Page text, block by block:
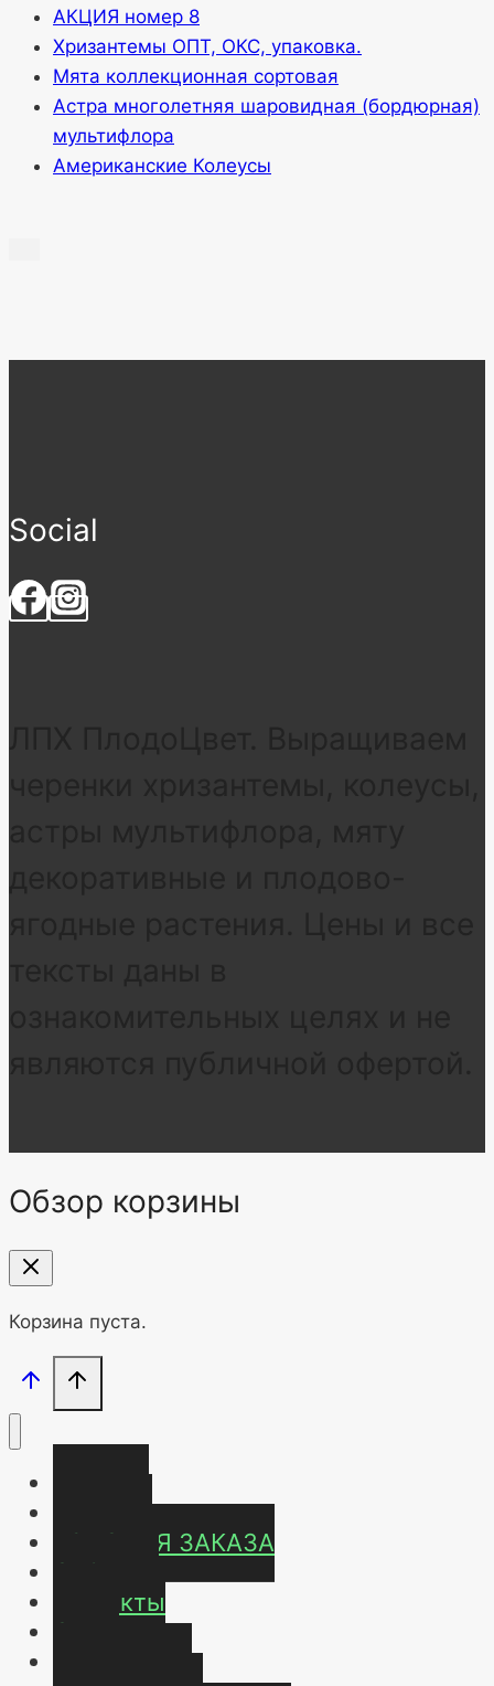
АКЦИЯ номер 8
Хризантемы ОПТ, ОКС, упаковка.
Мята коллекционная сортовая
Астра многолетняя шаровидная (бордюрная)
мультифлора
Американские Колеусы
Social
Обзор корзины
Корзина пуста.
УСЛОВИЯ ЗАКАЗА
ОТЗЫВЫ
Контакты
О нас